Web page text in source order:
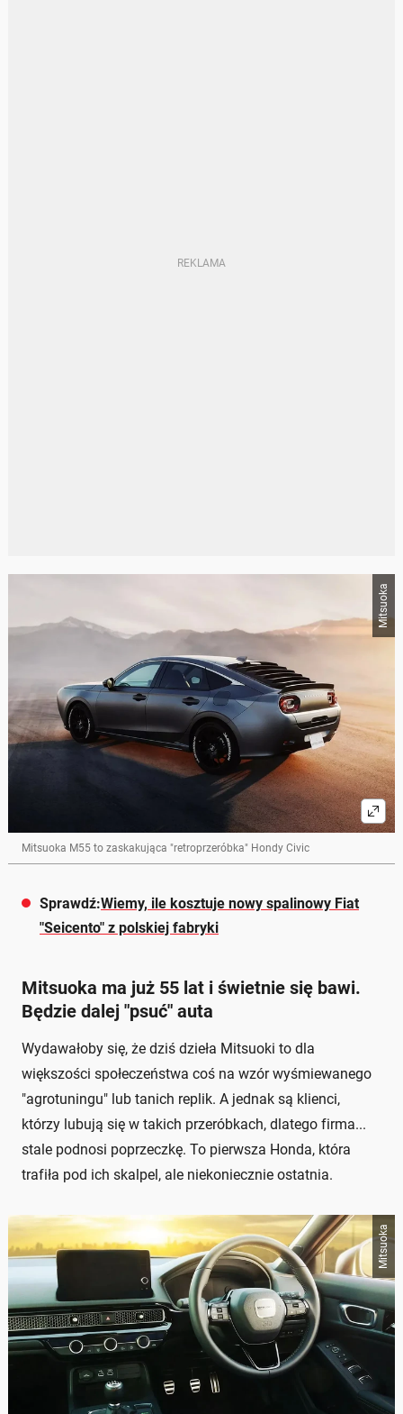
Mitsuoka
Mitsuoka M55 to zaskakująca "retroprzeróbka" Hondy Civic
Sprawdź:Wiemy, ile kosztuje nowy spalinowy Fiat
"Seicento" z polskiej fabryki
Mitsuoka ma już 55 lat i świetnie się bawi.
Będzie dalej "psuć" auta
Wydawałoby się, że dziś dzieła Mitsuoki to dla
większości społeczeństwa coś na wzór wyśmiewanego
"agrotuningu" lub tanich replik. A jednak są klienci,
którzy lubują się w takich przeróbkach, dlatego firma...
stale podnosi poprzeczkę. To pierwsza Honda, która
trafiła pod ich skalpel, ale niekoniecznie ostatnia.
Mitsuoka